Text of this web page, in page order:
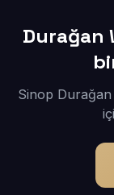
Durağan
Sinop